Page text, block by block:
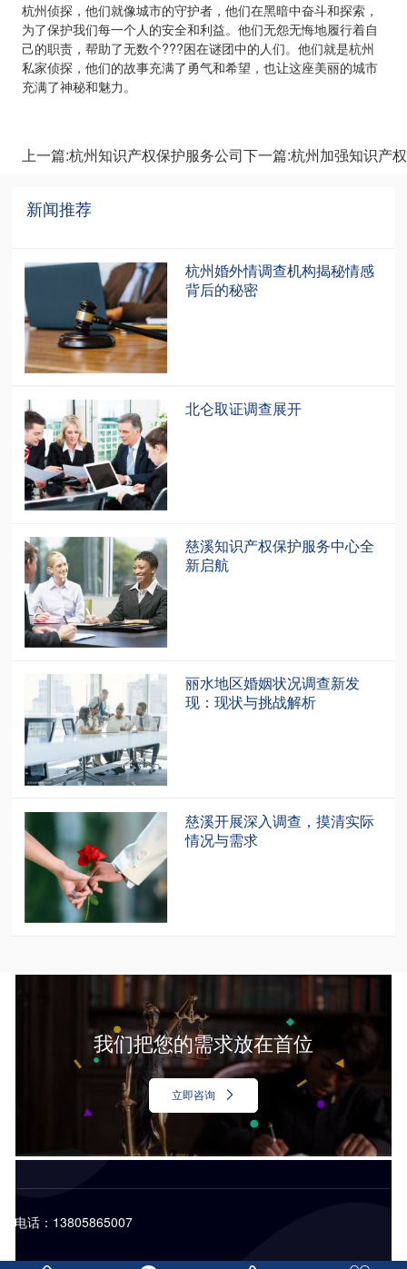
杭州侦探，他们就像城市的守护者，他们在黑暗中奋斗和探索，
为了保护我们每一个人的安全和利益。他们无怨无悔地履行着自
己的职责，帮助了无数个???困在谜团中的人们。他们就是杭州
私家侦探，他们的故事充满了勇气和希望，也让这座美丽的城市
充满了神秘和魅力。
上一篇:杭州知识产权保护服务公司下一篇:杭州加强知识产
新闻推荐
杭州婚外情调查机构揭秘情感
背后的秘密
北仑取证调查展开
慈溪知识产权保护服务中心全
新启航
丽水地区婚姻状况调查新发
现：现状与挑战解析
慈溪开展深入调查，摸清实际
情况与需求
我们把您的需求放在首位
立即咨询
电话：13805865007